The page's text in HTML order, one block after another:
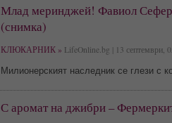
Млад меринджей! Фавиол
(снимка)
КЛЮКАРНИК » LifeOnline.bg | 13 септември,
Милионерският наследник се глези с
С аромат на джибри –